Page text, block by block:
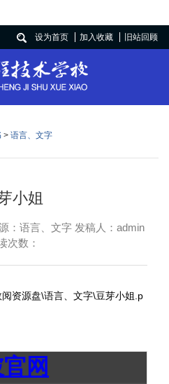
设为首页 加入收藏 旧站回顾
> 语言、文字
小姐
：语言、文字 发稿人：admin
次数：
资源盘\语言、文字\豆芽小姐.p